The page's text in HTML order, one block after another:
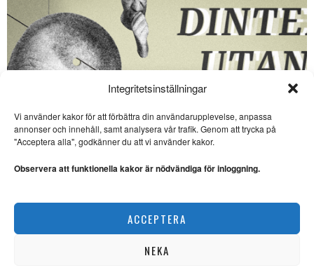
Integritetsinställningar
Vi använder kakor för att förbättra din användarupplevelse, anpassa
annonser och innehåll, samt analysera vår trafik. Genom att trycka på
"Acceptera alla", godkänner du att vi använder kakor.
Observera att funktionella kakor är nödvändiga för inloggning.
ACCEPTERA
NEKA
Nypremiär för ”Dinter utan filter” ‒ Dmitri Plax
SE ÄVEN
soffan
Way
Mamdouh313 håller fanan
KLUBBMUSIK. Mamdouh